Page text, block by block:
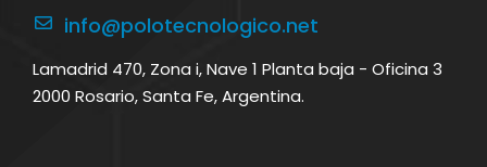
info@polotecnologico.net
Lamadrid 470, Zona i, Nave 1 Planta baja - Oficina 3
2000 Rosario, Santa Fe, Argentina.